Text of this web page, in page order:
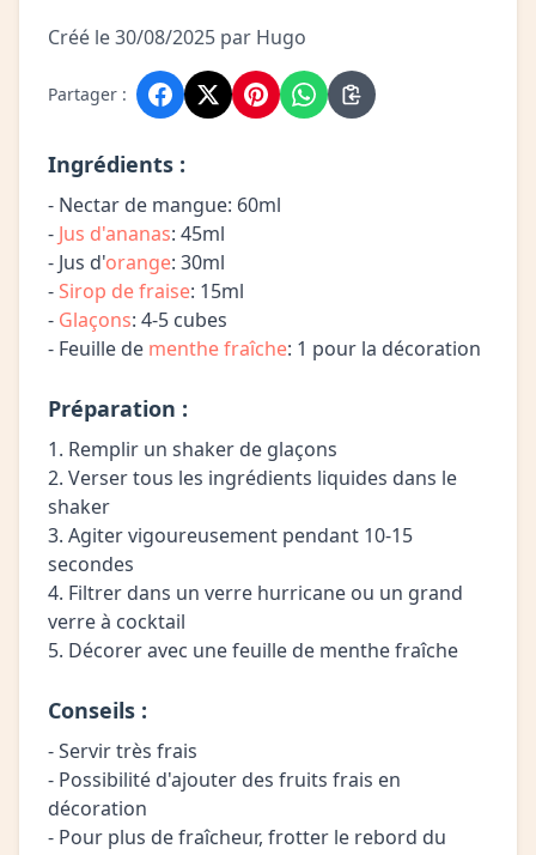
Créé le 30/08/2025 par Hugo
Partager :
Ingrédients :
- Nectar de mangue: 60ml
- Jus d'ananas: 45ml
- Jus d'orange: 30ml
-Sirop de fraise: 15ml
- Glaçons: 4-5 cubes
- Feuille de menthe fraîche: 1 pour la décoration
Préparation :
1. Remplir un shaker de glaçons
2. Verser tous les ingrédients liquides dans le
shaker
3. Agiter vigoureusement pendant 10-15
secondes
4. Filtrer dans un verre hurricane ou un grand
verre à cocktail
5. Décorer avec une feuille de menthe fraîche
Conseils :
- Servir très frais
- Possibilité d'ajouter des fruits frais en
décoration
- Pour plus de fraîcheur, frotter le rebord du